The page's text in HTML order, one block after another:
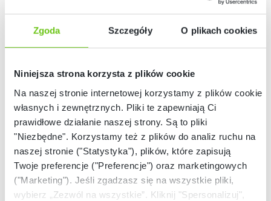
Zgoda Szczegóły O plikach cookies
Niniejsza strona korzysta z plików cookie
Na naszej stronie internetowej korzystamy z plików cookie:
własnych i zewnętrznych. Pliki te zapewniają Ci
prawidłowe działanie naszej strony. Są to pliki
"Niezbędne". Korzystamy też z plików do analiz ruchu na
naszej stronie ("Statystyka"), plików, które zapisują
Twoje preferencje ("Preferencje") oraz marketingowych
("Marketing"). Jeśli zgadzasz się na wszystkie pliki,
wybierz „Zezwól na wszystkie”. Kliknij "Spersonalizuj",